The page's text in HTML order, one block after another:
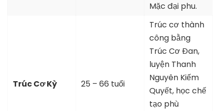
Mặc đại phu.
Trúc Cơ Kỳ 25 – 66 tuổi
Trúc cơ thành
công bằng
Trúc Cơ Đan,
luyện Thanh
Nguyên Kiếm
Quyết, học chế
tạo phù